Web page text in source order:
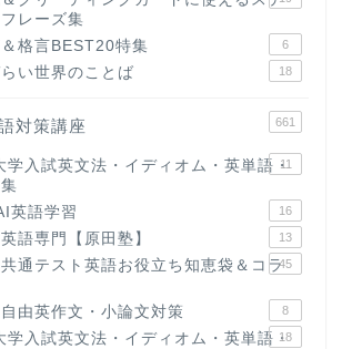
レーズ集
格言BEST20特集 6
い世界のことば 18
対策講座 661
学入試英文法・イディオム・英単語・
11
英語学習 16
語専門【原田塾】 13
通テスト英語お役立ち知恵袋＆コラ45
由英作文・小論文対策 8
学入試英文法・イディオム・英単語・
18